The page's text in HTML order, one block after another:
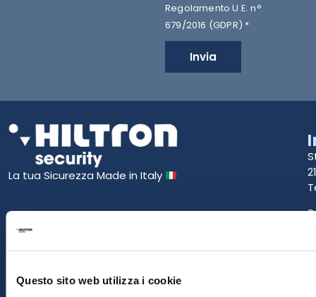
Questo sito web utilizza i cookie
Regolamento U.E. n°
679/2016 (GDPR) *
Invia
La tua Sicurezza Made in Italy